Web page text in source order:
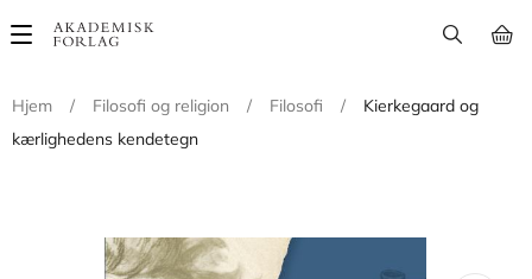
Main
Hjem
/ Filosofi og religion / Filosofi /
Kierkegaard og
kærlighedens kendetegn